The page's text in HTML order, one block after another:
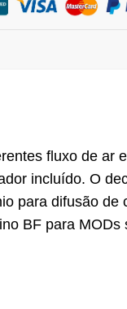
fluxo de ar
incluído.O
para difusão de
BF para